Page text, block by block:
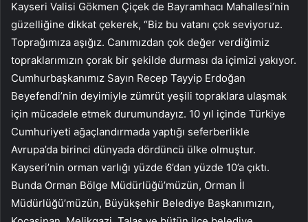
Kayseri Valisi Gökmen Çiçek de Bayramhacı Mahallesi’nin
güzelliğine dikkat çekerek, “Biz bu vatanı çok seviyoruz.
Toprağımıza aşığız. Canımızdan çok değer verdiğimiz
topraklarımızın çorak bir şekilde durması da içimizi yakıyor.
Cumhurbaşkanımız Sayın Recep Tayyip Erdoğan
Beyefendi’nin deyimiyle zümrüt yeşili topraklara ulaşmak
için mücadele etmek durumundayız. 10 yıl içinde Türkiye
Cumhuriyeti ağaçlandırmada yaptığı seferberlikle
Avrupa’da birinci dünyada dördüncü ülke olmuştur.
Kayseri’nin orman varlığı yüzde 6’dan yüzde 10’a çıktı.
Bunda Orman Bölge Müdürlüğü’müzün, Orman İl
Müdürlüğü’müzün, Büyükşehir Belediye Başkanımızın,